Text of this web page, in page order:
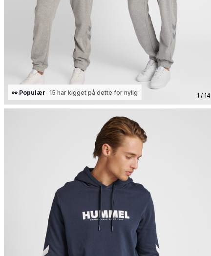
1 / 14
👀 Populær 15 har kigget på dette for nylig